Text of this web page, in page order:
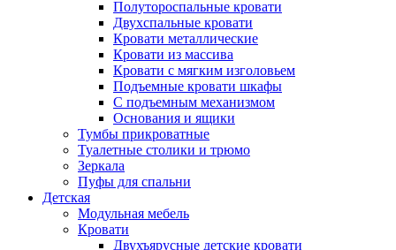
Полутороспальные кровати
Двухспальные кровати
Кровати металлические
Кровати из массива
Кровати с мягким изголовьем
Подъемные кровати шкафы
С подъемным механизмом
Основания и ящики
Тумбы прикроватные
Туалетные столики и трюмо
Зеркала
Пуфы для спальни
Детская
Модульная мебель
Кровати
Двухъярусные детские кровати